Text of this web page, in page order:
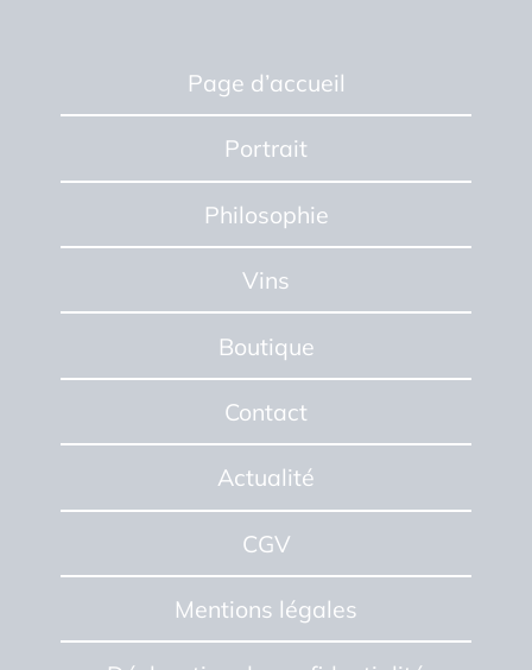
Page d’accueil
Portrait
Philosophie
Vins
Boutique
Contact
Actualité
CGV
Mentions légales